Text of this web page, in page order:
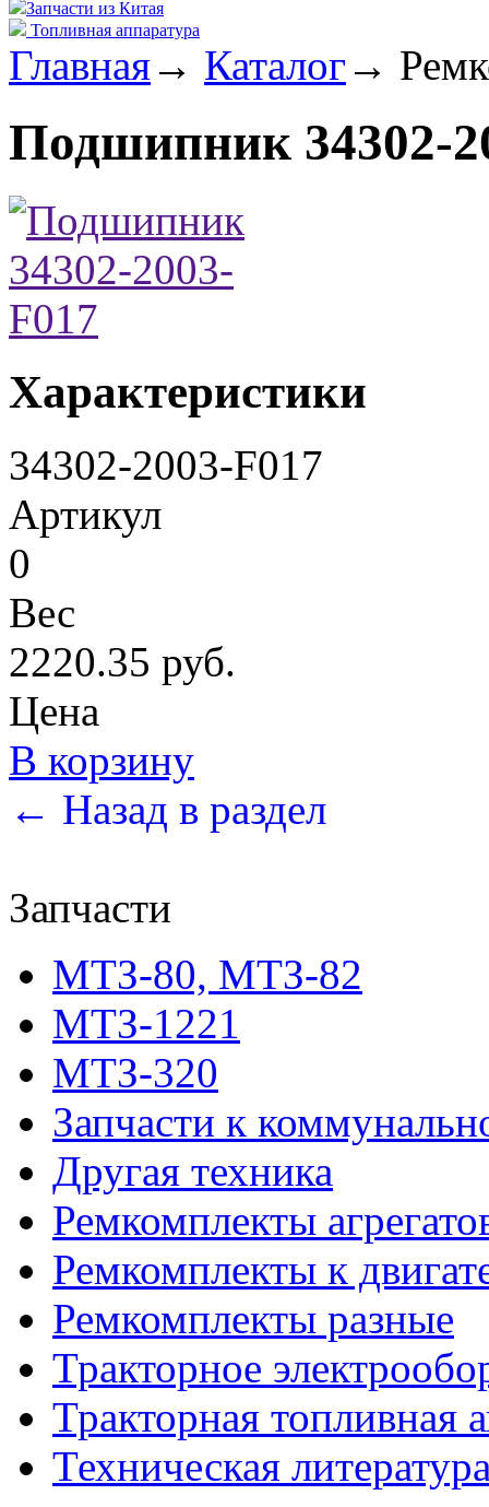
Запчасти из Китая
Топливная аппаратура
Главная→ Каталог →
Подшипник 34302-
Характеристики
34302-2003-F017
Артикул
0
Вес
2220.35 руб.
Цена
В корзину
← Назад в раздел
Запчасти
МТЗ-80, МТЗ-82
МТЗ-1221
МТЗ-320
Запчасти к
Другая техника
Ремкомплекты
Ремкомплекты к
Ремкомплекты разные
Тракторное
Тракторная топливная
Техническая